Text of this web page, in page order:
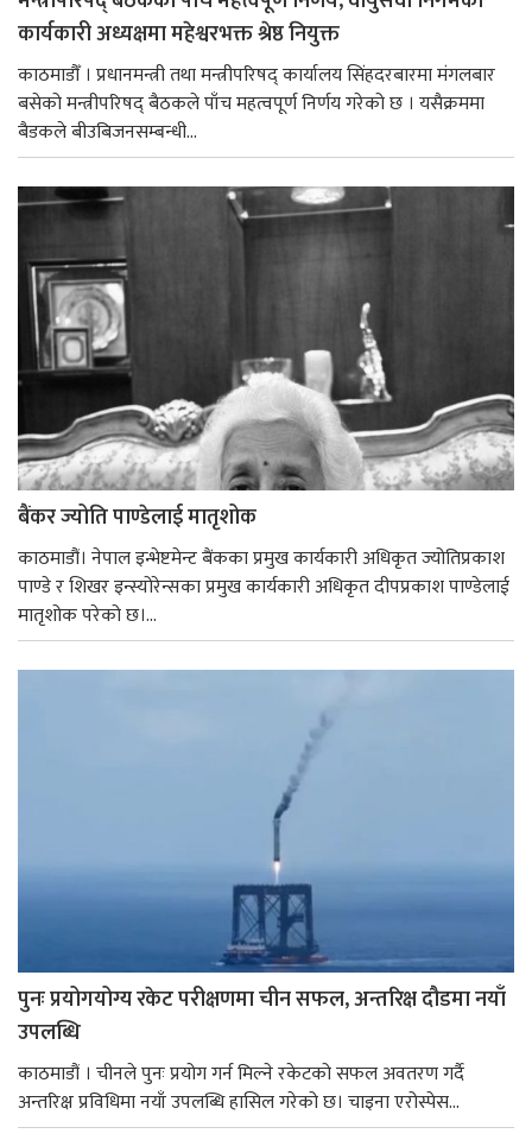
कार्यकारी अध्यक्षमा महेश्वरभक्त श्रेष्ठ नियुक्त
काठमाडौँ । प्रधानमन्त्री तथा मन्त्रीपरिषद् कार्यालय सिंहदरबारमा मंगलबार
बसेको मन्त्रीपरिषद् बैठकले पाँच महत्वपूर्ण निर्णय गरेको छ । यसैक्रममा
बैडकले बीउबिजनसम्बन्धी...
बैंकर ज्योति पाण्डेलाई मातृशोक
काठमाडौं। नेपाल इन्भेष्टमेन्ट बैंकका प्रमुख कार्यकारी अधिकृत ज्योतिप्रकाश
पाण्डे र शिखर इन्स्योरेन्सका प्रमुख कार्यकारी अधिकृत दीपप्रकाश पाण्डेलाई
मातृशोक परेको छ।...
पुनः प्रयोगयोग्य रकेट परीक्षणमा चीन सफल, अन्तरिक्ष दौडमा नयाँ
उपलब्धि
काठमाडौं । चीनले पुनः प्रयोग गर्न मिल्ने रकेटको सफल अवतरण गर्दै
अन्तरिक्ष प्रविधिमा नयाँ उपलब्धि हासिल गरेको छ। चाइना एरोस्पेस...